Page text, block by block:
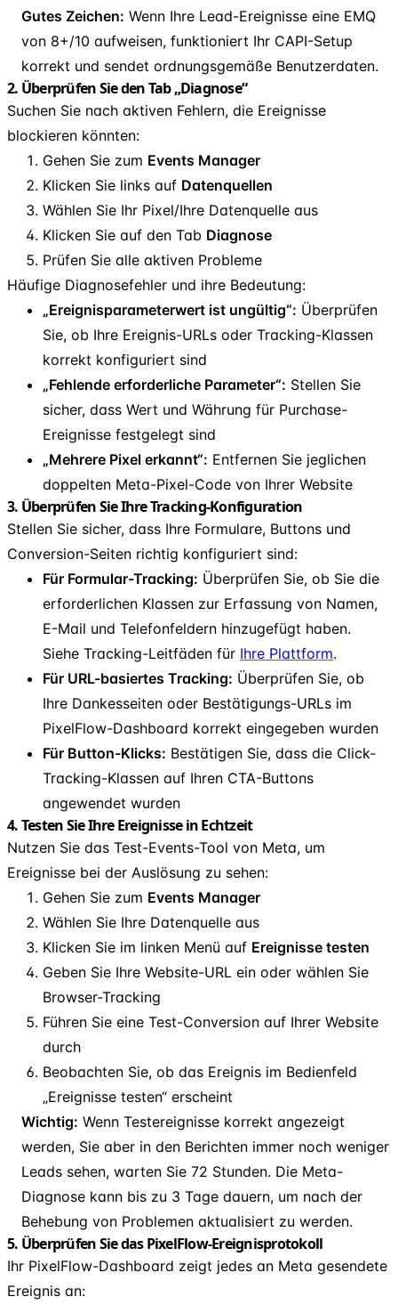
Gutes Zeichen: Wenn Ihre Lead-Ereignisse eine EMQ
von 8+/10 aufweisen, funktioniert Ihr CAPI-Setup
korrekt und sendet ordnungsgemäße Benutzerdaten.
2. Überprüfen Sie den Tab „Diagnose“
Suchen Sie nach aktiven Fehlern, die Ereignisse
blockieren könnten:
Gehen Sie zum Events Manager
Klicken Sie links auf Datenquellen
Wählen Sie Ihr Pixel/Ihre Datenquelle aus
Klicken Sie auf den Tab Diagnose
Prüfen Sie alle aktiven Probleme
Häufige Diagnosefehler und ihre Bedeutung:
„Ereignisparameterwert ist ungültig“: Überprüfen
Sie, ob Ihre Ereignis-URLs oder Tracking-Klassen
korrekt konfiguriert sind
„Fehlende erforderliche Parameter“: Stellen Sie
sicher, dass Wert und Währung für Purchase-
Ereignisse festgelegt sind
„Mehrere Pixel erkannt“: Entfernen Sie jeglichen
doppelten Meta-Pixel-Code von Ihrer Website
3. Überprüfen Sie Ihre Tracking-Konfiguration
Stellen Sie sicher, dass Ihre Formulare, Buttons und
Conversion-Seiten richtig konfiguriert sind:
Für Formular-Tracking: Überprüfen Sie, ob Sie die
erforderlichen Klassen zur Erfassung von Namen,
E-Mail und Telefonfeldern hinzugefügt haben.
Siehe Tracking-Leitfäden für Ihre Plattform.
Für URL-basiertes Tracking: Überprüfen Sie, ob
Ihre Dankesseiten oder Bestätigungs-URLs im
PixelFlow-Dashboard korrekt eingegeben wurden
Für Button-Klicks: Bestätigen Sie, dass die Click-
Tracking-Klassen auf Ihren CTA-Buttons
angewendet wurden
4. Testen Sie Ihre Ereignisse in Echtzeit
Nutzen Sie das Test-Events-Tool von Meta, um
Ereignisse bei der Auslösung zu sehen:
Gehen Sie zum Events Manager
Wählen Sie Ihre Datenquelle aus
Klicken Sie im linken Menü auf Ereignisse testen
Geben Sie Ihre Website-URL ein oder wählen Sie
Browser-Tracking
Führen Sie eine Test-Conversion auf Ihrer Website
durch
Beobachten Sie, ob das Ereignis im Bedienfeld
„Ereignisse testen“ erscheint
Wichtig: Wenn Testereignisse korrekt angezeigt
werden, Sie aber in den Berichten immer noch weniger
Leads sehen, warten Sie 72 Stunden. Die Meta-
Diagnose kann bis zu 3 Tage dauern, um nach der
Behebung von Problemen aktualisiert zu werden.
5. Überprüfen Sie das PixelFlow-Ereignisprotokoll
Ihr PixelFlow-Dashboard zeigt jedes an Meta gesendete
Ereignis an: